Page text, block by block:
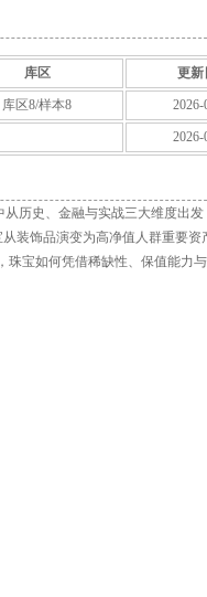
库区 更新
库区8/样本8 2026-
2026-
历史、金融与实战三大维度出
装饰品演变为高净值人群重要资
宝如何凭借稀缺性、保值能力与